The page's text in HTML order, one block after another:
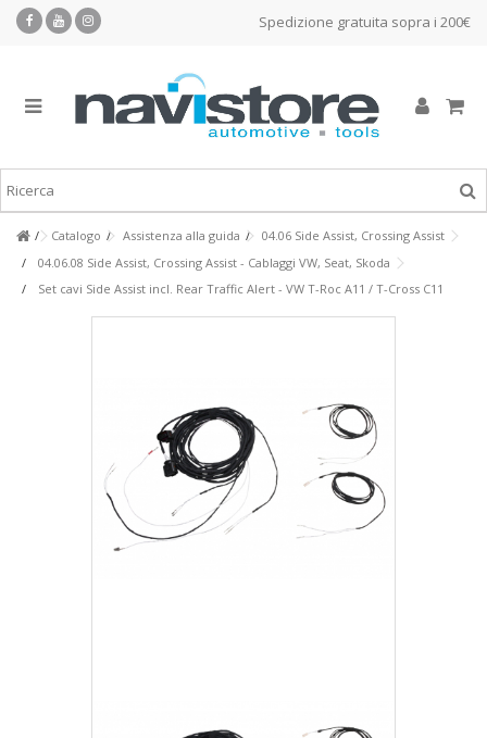
Spedizione gratuita sopra i 200€
Catalogo Assistenza alla guida
04.06 Side Assist, Crossing Assist
04.06.08 Side Assist, Crossing Assist - Cablaggi VW, Seat, Skoda
Set cavi Side Assist incl. Rear Traffic Alert - VW T-Roc A11 / T-Cross C11